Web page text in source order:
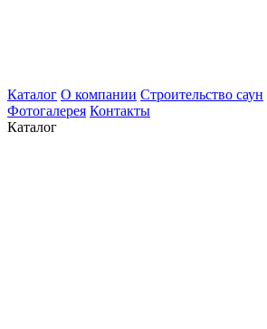
Каталог О компании Строительство саун
Фотогалерея Контакты
Каталог